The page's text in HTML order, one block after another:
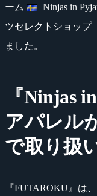
ーム
Ninjas in
ツセレクトショップ
ました。
『Ninjas
アパレル
で取り扱
『FUTAROKU』は